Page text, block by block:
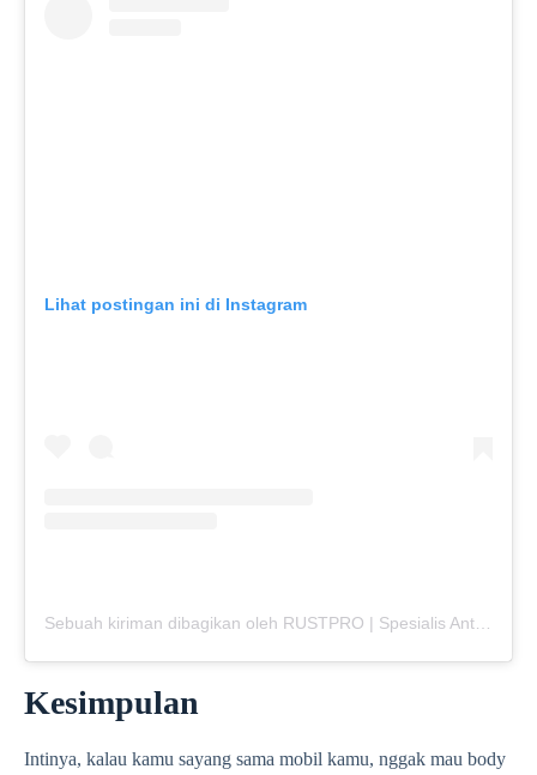
Lihat postingan ini di Instagram
Sebuah kiriman dibagikan oleh RUSTPRO | Spesialis Anti Karat Mobil (@rustpro_indonesia)
Kesimpulan
Intinya, kalau kamu sayang sama mobil kamu, nggak mau body